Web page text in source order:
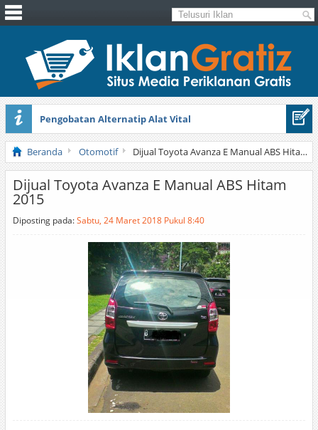
Pengobatan Alternatip Alat Vital
Pita Cantik Pesona
Beranda Otomotif Dijual Toyota Avanza E Manual ABS Hitam 2015
Dijual Toyota Avanza E Manual ABS Hitam
2015
Diposting pada:Sabtu, 24 Maret 2018 Pukul 8:40